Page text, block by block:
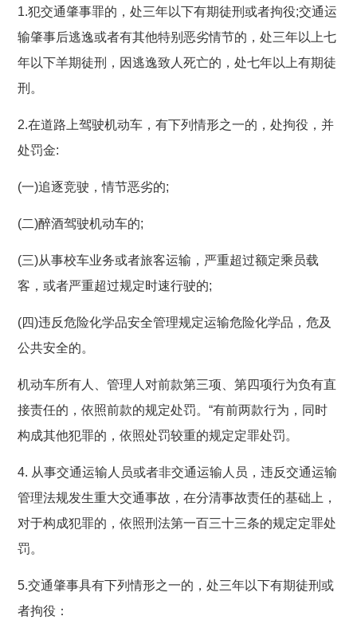
1.犯交通肇事罪的，处三年以下有期徒刑或者拘役;交通运
输肇事后逃逸或者有其他特别恶劣情节的，处三年以上七
年以下羊期徒刑，因逃逸致人死亡的，处七年以上有期徒
刑。
2.在道路上驾驶机动车，有下列情形之一的，处拘役，并
处罚金:
(一)追逐竞驶，情节恶劣的;
(二)醉酒驾驶机动车的;
(三)从事校车业务或者旅客运输，严重超过额定乘员载
客，或者严重超过规定时速行驶的;
(四)违反危险化学品安全管理规定运输危险化学品，危及
公共安全的。
机动车所有人、管理人对前款第三项、第四项行为负有直
接责任的，依照前款的规定处罚。“有前两款行为，同时
构成其他犯罪的，依照处罚较重的规定定罪处罚。
4. 从事交通运输人员或者非交通运输人员，违反交通运输
管理法规发生重大交通事故，在分清事故责任的基础上，
对于构成犯罪的，依照刑法第一百三十三条的规定定罪处
罚。
5.交通肇事具有下列情形之一的，处三年以下有期徒刑或
者拘役：